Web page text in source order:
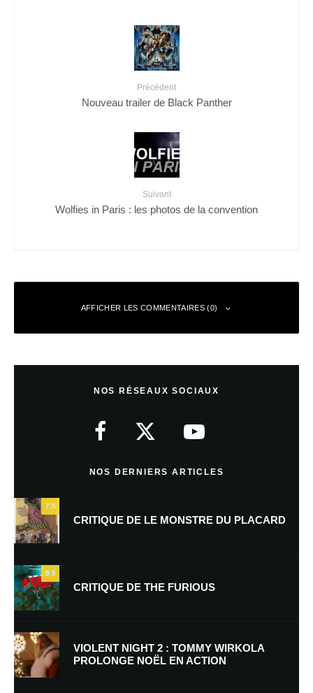
Précédent
Nouveau trailer de Black Panther
Suivant
Wolfies in Paris : les photos de la convention
AFFICHER LES COMMENTAIRES (0)
Nom*
E-mail *
NOS RÉSEAUX SOCIAUX
NOS DERNIERS ARTICLES
7.5
CRITIQUE DE LE MONSTRE DU PLACARD
9.5
CRITIQUE DE THE FURIOUS
VIOLENT NIGHT 2 : TOMMY WIRKOLA
PROLONGE NOËL EN ACTION